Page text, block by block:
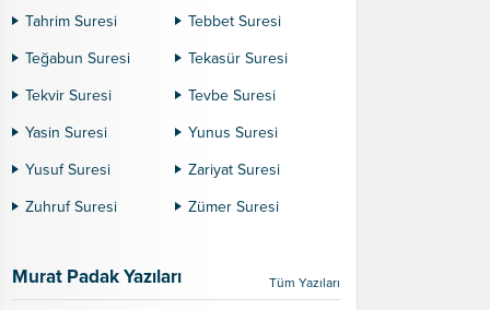
Tahrim Suresi
Tebbet Suresi
Teğabun Suresi
Tekasür Suresi
Tekvir Suresi
Tevbe Suresi
Yasin Suresi
Yunus Suresi
Yusuf Suresi
Zariyat Suresi
Zuhruf Suresi
Zümer Suresi
Murat Padak Yazıları Tüm Yazıları